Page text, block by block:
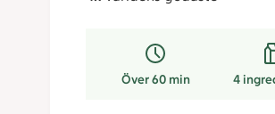
Över 60 min 4